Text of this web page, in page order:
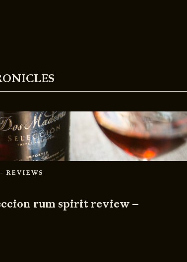
- REVIEWS
rum spirit review –